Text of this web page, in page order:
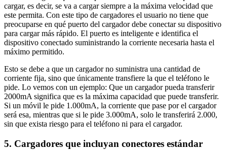
cargar, es decir, se va a cargar siempre a la máxima velocidad que
este permita. Con este tipo de cargadores el usuario no tiene que
preocuparse en qué puerto del cargador debe conectar su dispositivo
para cargar más rápido. El puerto es inteligente e identifica el
dispositivo conectado suministrando la corriente necesaria hasta el
máximo permitido.
Esto se debe a que un cargador no suministra una cantidad de
corriente fija, sino que únicamente transfiere la que el teléfono le
pide. Lo vemos con un ejemplo: Que un cargador pueda transferir
2000mA significa que es la máxima capacidad que puede transferir.
Si un móvil le pide 1.000mA, la corriente que pase por el cargador
será esa, mientras que si le pide 3.000mA, solo le transferirá 2.000,
sin que exista riesgo para el teléfono ni para el cargador.
5. Cargadores que incluyan conectores estándar